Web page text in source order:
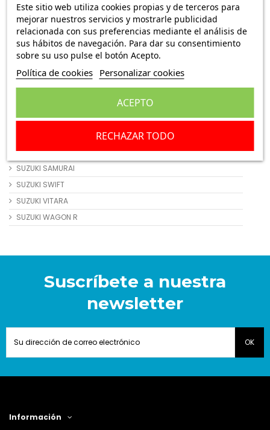
Buscar
SUZUKI ALTO
SUZUKI BALENO
SUZUKI SAMURAI
SUZUKI SWIFT
SUZUKI VITARA
SUZUKI WAGON R
Suscríbete a nuestra
newsletter
Información
Este sitio web utiliza cookies propias y de terceros para
mejorar nuestros servicios y mostrarle publicidad
relacionada con sus preferencias mediante el análisis de
sus hábitos de navegación. Para dar su consentimiento
sobre su uso pulse el botón Acepto.
Política de cookies Personalizar cookies
RECHAZAR TODO
ACEPTO